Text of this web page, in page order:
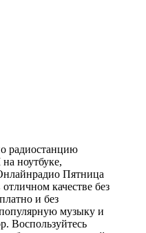
радиостанцию
ноутбуке,
Пятница
качестве без
и без
музыку и
Воспользуйтесь